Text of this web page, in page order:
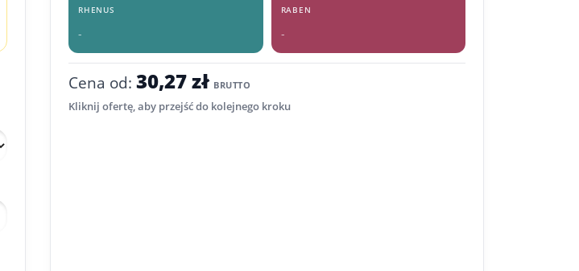
RHENUS
-
RABEN
-
Cena od: 30,27 zł BRUTTO
Kliknij ofertę, aby przejść do kolejnego kroku